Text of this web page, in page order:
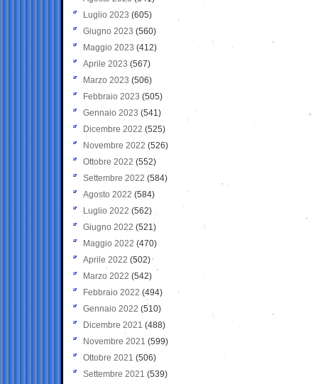
Luglio 2023 (605)
Giugno 2023 (560)
Maggio 2023 (412)
Aprile 2023 (567)
Marzo 2023 (506)
Febbraio 2023 (505)
Gennaio 2023 (541)
Dicembre 2022 (525)
Novembre 2022 (526)
Ottobre 2022 (552)
Settembre 2022 (584)
Agosto 2022 (584)
Luglio 2022 (562)
Giugno 2022 (521)
Maggio 2022 (470)
Aprile 2022 (502)
Marzo 2022 (542)
Febbraio 2022 (494)
Gennaio 2022 (510)
Dicembre 2021 (488)
Novembre 2021 (599)
Ottobre 2021 (506)
Settembre 2021 (539)